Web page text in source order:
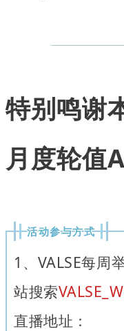
特别鸣谢
月度轮值
活动参与方式
1、VALSE每周
站搜索
直播地址：